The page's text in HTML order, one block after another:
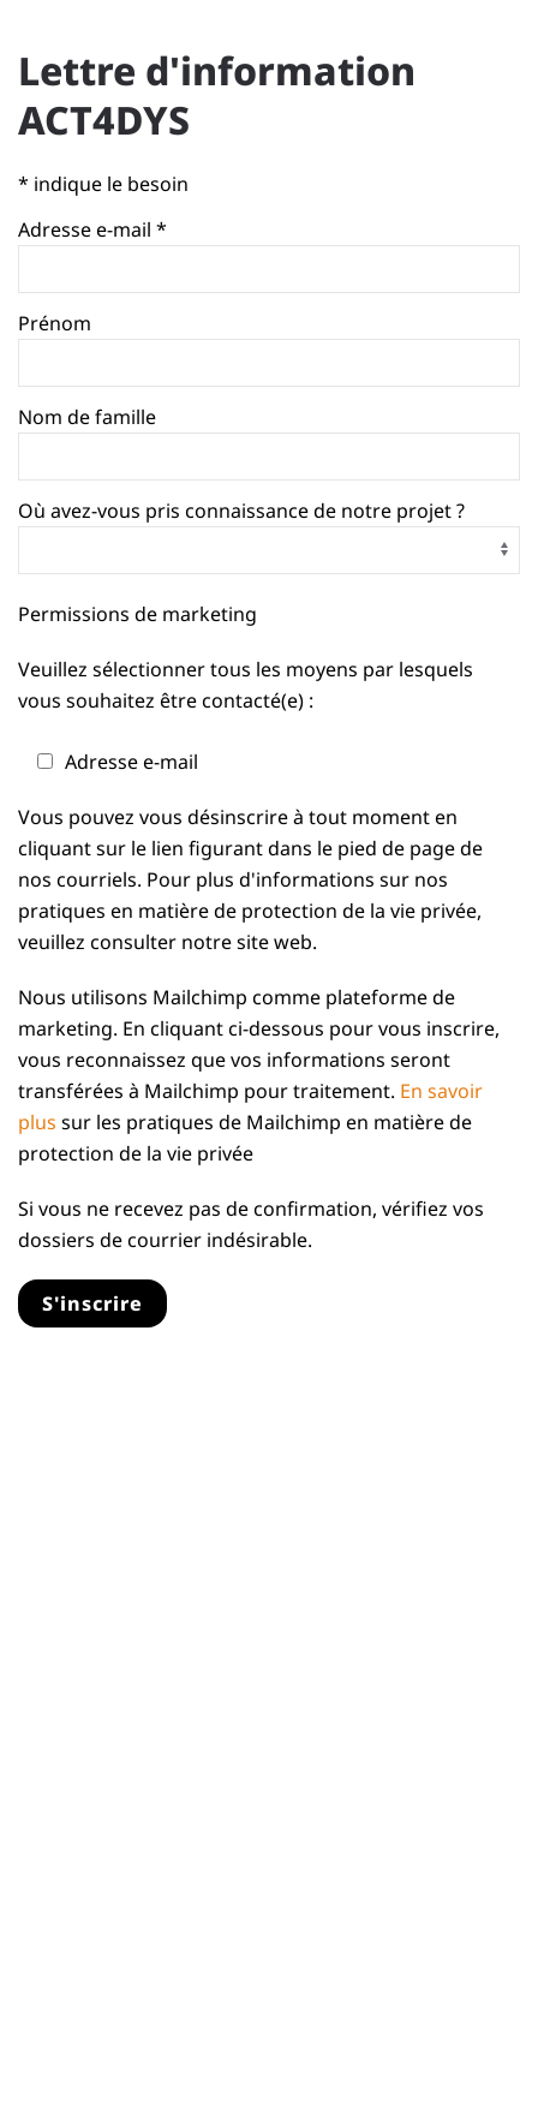
Lettre d'information
ACT4DYS
* indique le besoin
Adresse e-mail *
Prénom
Nom de famille
Où avez-vous pris connaissance de notre projet ?
Permissions de marketing
Veuillez sélectionner tous les moyens par lesquels
vous souhaitez être contacté(e) :
Adresse e-mail
Vous pouvez vous désinscrire à tout moment en
cliquant sur le lien figurant dans le pied de page de
nos courriels. Pour plus d'informations sur nos
pratiques en matière de protection de la vie privée,
veuillez consulter notre site web.
Nous utilisons Mailchimp comme plateforme de
marketing. En cliquant ci-dessous pour vous inscrire,
vous reconnaissez que vos informations seront
transférées à Mailchimp pour traitement. En savoir
plus sur les pratiques de Mailchimp en matière de
protection de la vie privée
Si vous ne recevez pas de confirmation, vérifiez vos
dossiers de courrier indésirable.